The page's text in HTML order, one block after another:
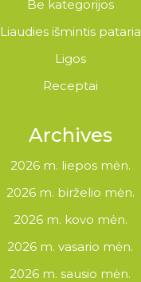
Be kategorijos
Liaudies išmintis pataria
Ligos
Receptai
Archives
2026 m. liepos mėn.
2026 m. birželio mėn.
2026 m. kovo mėn.
2026 m. vasario mėn.
2026 m. sausio mėn.